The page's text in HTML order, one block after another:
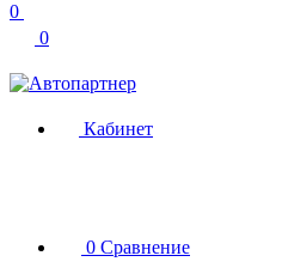
0
0
Кабинет
0 Сравнение